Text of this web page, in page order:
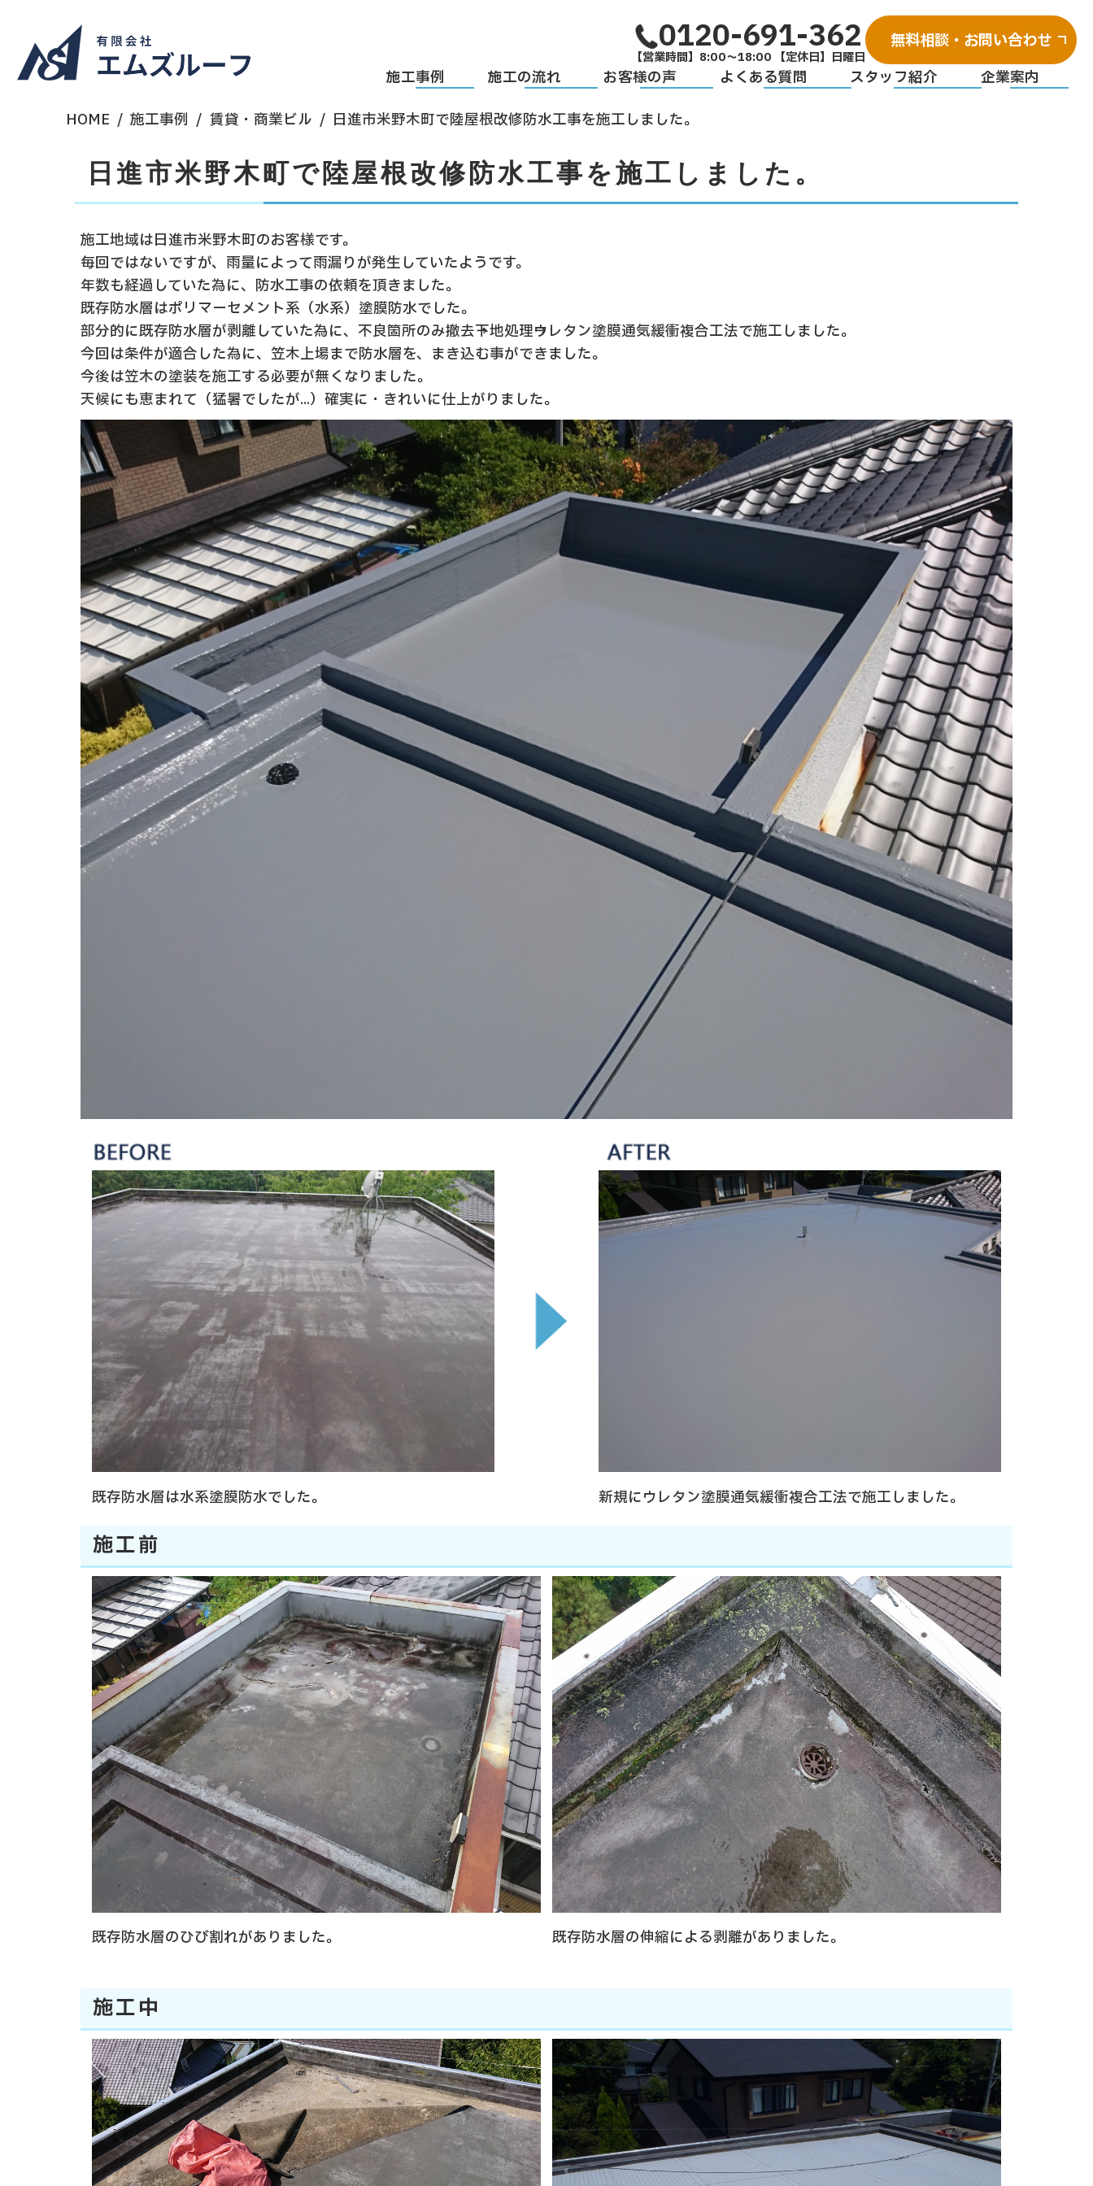
0120-691-362
【営業時間】8:00～18:00 【定休日】日曜日
無料相談・お問い合わせ
施工事例
施工の流れ お客様の声 よくある質問 スタッフ紹介
企業案内
HOME
施工事例 賃貸・商業ビル 日進市米野木町で陸屋根改修防水工事を施工しました。
日進市米野木町で陸屋根改修防水工事を施工しました。
施工地域は日進市米野木町のお客様です。
毎回ではないですが、雨量によって雨漏りが発生していたようです。
年数も経過していた為に、防水工事の依頼を頂きました。
既存防水層はポリマーセメント系（水系）塗膜防水でした。
部分的に既存防水層が剥離していた為に、不良箇所のみ撤去→下地処理→ウレタン塗膜通気緩衝複合工法で施工しました。
今回は条件が適合した為に、笠木上場まで防水層を、まき込む事ができました。
今後は笠木の塗装を施工する必要が無くなりました。
天候にも恵まれて（猛暑でしたが...）確実に・きれいに仕上がりました。
既存防水層は水系塗膜防水でした。 新規にウレタン塗膜通気緩衝複合工法で施工しました。
施工前
既存防水層のひび割れがありました。 既存防水層の伸縮による剥離がありました。
施工中